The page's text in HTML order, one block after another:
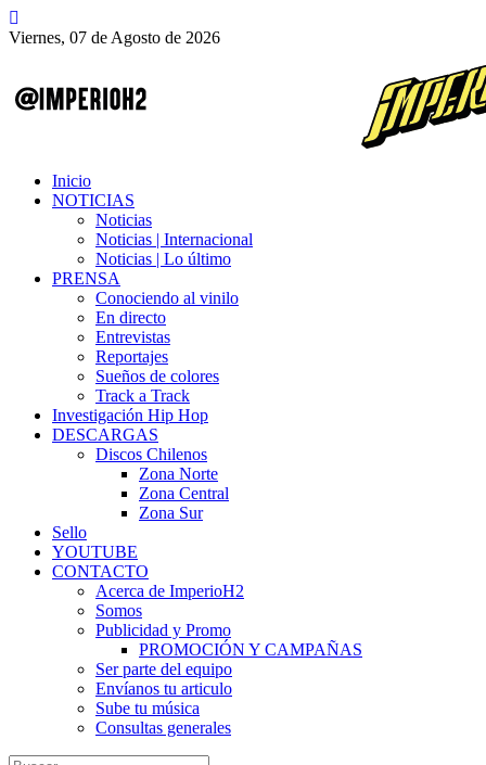
Viernes, 07 de Agosto de 2026
Inicio
NOTICIAS
Noticias
Noticias | Internacional
Noticias | Lo último
PRENSA
Conociendo al vinilo
En directo
Entrevistas
Reportajes
Sueños de colores
Track a Track
Investigación Hip Hop
DESCARGAS
Discos Chilenos
Zona Norte
Zona Central
Zona Sur
Sello
YOUTUBE
CONTACTO
Acerca de ImperioH2
Somos
Publicidad y Promo
PROMOCIÓN Y CAMPAÑAS
Ser parte del equipo
Envíanos tu articulo
Sube tu música
Consultas generales